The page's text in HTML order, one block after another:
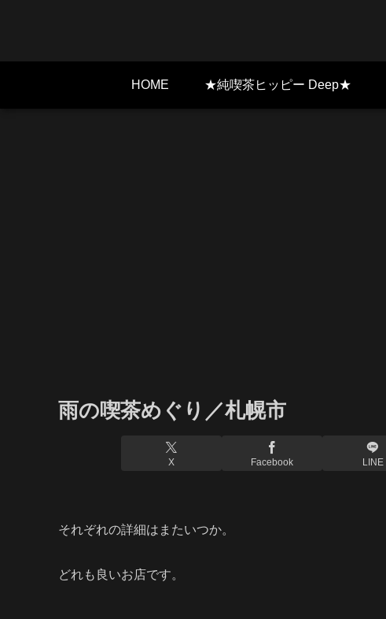
HOME ★純喫茶ヒッピー Deep★
雨の喫茶めぐり／札幌市
X Facebook LINE
それぞれの詳細はまたいつか。
どれも良いお店です。